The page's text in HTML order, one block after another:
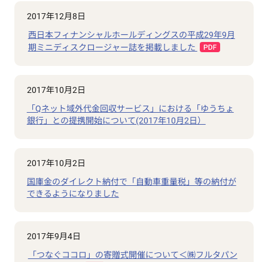
2017年12月8日
西日本フィナンシャルホールディングスの平成29年9月
期ミニディスクロージャー誌を掲載しました
2017年10月2日
「Qネット域外代金回収サービス」における「ゆうちょ
銀行」との提携開始について(2017年10月2日）
2017年10月2日
国庫金のダイレクト納付で「自動車重量税」等の納付が
できるようになりました
2017年9月4日
「つなぐココロ」の寄贈式開催について＜㈱フルタパン